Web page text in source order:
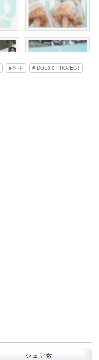
本 手
IDOL3.0 PROJECT
シェア数